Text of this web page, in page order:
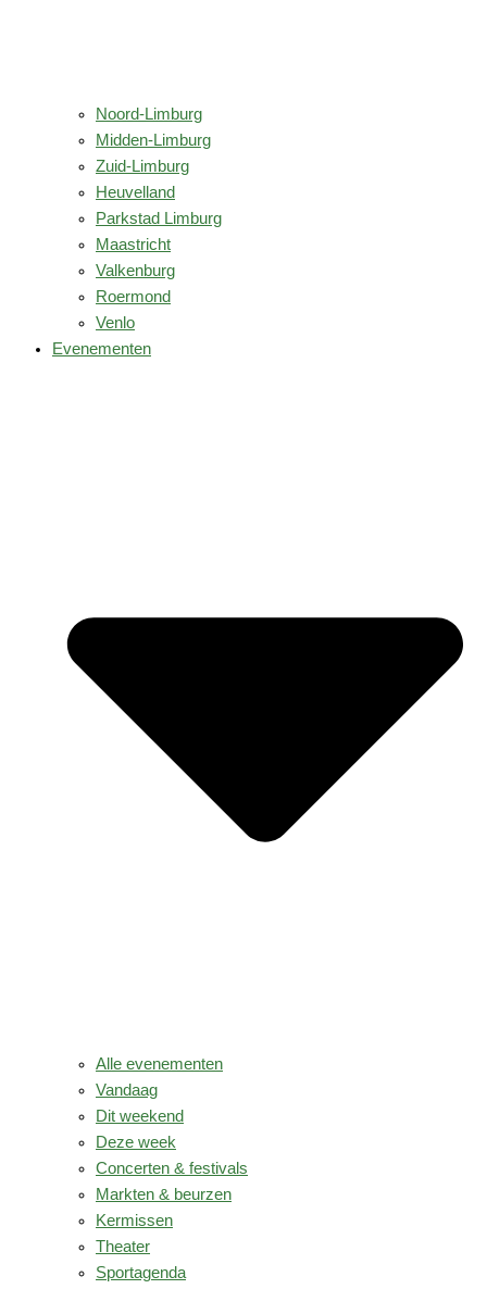
Noord-Limburg
Midden-Limburg
Zuid-Limburg
Heuvelland
Parkstad Limburg
Maastricht
Valkenburg
Roermond
Venlo
Evenementen
Alle evenementen
Vandaag
Dit weekend
Deze week
Concerten & festivals
Markten & beurzen
Kermissen
Theater
Sportagenda